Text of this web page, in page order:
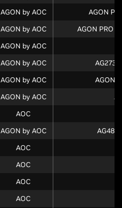
AGON by AOC
AGON
AGON by AOC
AGON PRO
AGON by AOC
AGON by AOC
AGON by AOC
AGON
AGON by AOC
AOC
AGON by AOC
AOC
AOC
AOC
AOC